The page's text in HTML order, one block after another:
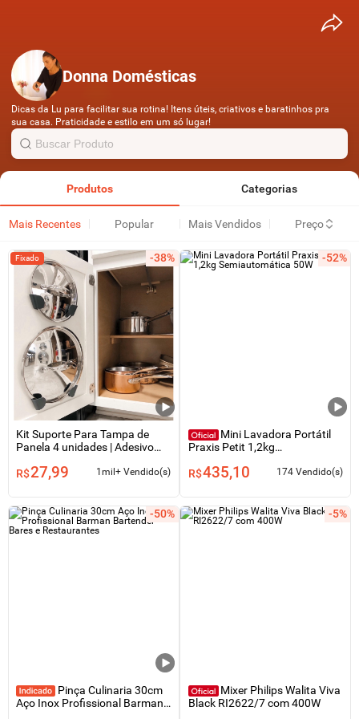
Donna Domésticas
Dicas da Lu para facilitar sua rotina! Itens úteis, criativos e baratinhos pra
sua casa. Praticidade e estilo em um só lugar!
Produtos Categorias
Mais Recentes Popular Mais Vendidos Preço
-38%
Kit Suporte Para Tampa de
Panela 4 unidades | Adesivo
Cozinha Sem furo
R$27,99 1mil+ Vendido(s)
Fixado -52%
Mini Lavadora Portátil
Praxis Petit 1,2kg
R$435,10 174 Vendido(s)
-50%
Pinça Culinaria 30cm
Aço Inox Profissional Barman
-5%
Mixer Philips Walita Viva
Black RI2622/7 com 400W